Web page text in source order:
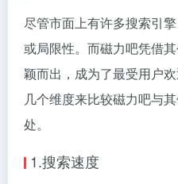
尽管市面上有许多搜索引
或局限性。而磁力吧凭借
颖而出，成为了最受用户
几个维度来比较磁力吧与
处。
1.搜索速度